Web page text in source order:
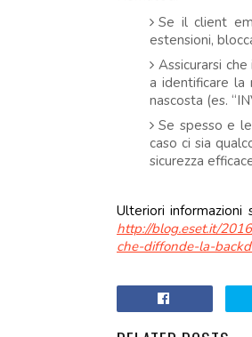
Se il client
estensioni,
Assicurarsi
a identificare la
nascosta (es.
Se spesso e
caso ci sia
sicurezza
Ulteriori informazioni
http://blog.eset.it/
che-diffonde-la-